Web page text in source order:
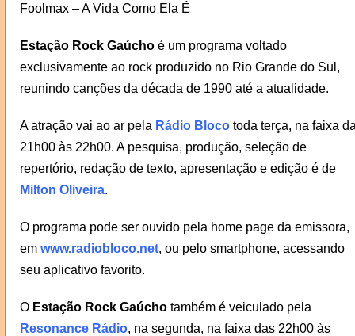
Foolmax – A Vida Como Ela É
Estação Rock Gaúchoé um programa voltado
exclusivamente ao rock produzido no Rio Grande do Sul,
reunindo canções da década de 1990 até a atualidade.
A atração vai ao ar pela Rádio Blocotoda terça, na faixa
21h00 às 22h00. A pesquisa, produção, seleção de
repertório, redação de texto, apresentação e edição é de
Milton Oliveira.
O programa pode ser ouvido pela home page da emissora,
em www.radiobloco.net, ou pelo smartphone, acessando
seu aplicativo favorito.
O Estação Rock Gaúchotambém é veiculado pela
Resonance Rádio, na segunda, na faixa das 22h00 às